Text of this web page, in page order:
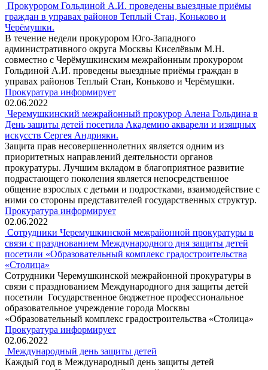
Прокурором Гольдиной А.И. проведены выездные приёмы
граждан в управах районов Теплый Стан, Коньково и
Черёмушки.
В течение недели прокурором Юго-Западного
административного округа Москвы Киселёвым М.Н.
совместно с Черёмушкинским межрайонным прокурором
Гольдиной А.И. проведены выездные приёмы граждан в
управах районов Теплый Стан, Коньково и Черёмушки.
Прокуратура информирует
02.06.2022
Черемушкинский межрайонный прокурор Алена Гольдина в
День защиты детей посетила Академию акварели и изящных
искусств Сергея Андрияки.
Защита прав несовершеннолетних является одним из
приоритетных направлений деятельности органов
прокуратуры. Лучшим вкладом в благоприятное развитие
подрастающего поколения является непосредственное
общение взрослых с детьми и подростками, взаимодействие с
ними со стороны представителей государственных структур.
Прокуратура информирует
02.06.2022
Сотрудники Черемушкинской межрайонной прокуратуры в
связи с празднованием Международного дня защиты детей
посетили «Образовательный комплекс градостроительства
«Столица»
Сотрудники Черемушкинской межрайонной прокуратуры в
связи с празднованием Международного дня защиты детей
посетили Государственное бюджетное профессиональное
образовательное учреждение города Москвы
«Образовательный комплекс градостроительства «Столица»
Прокуратура информирует
02.06.2022
Международный день защиты детей
Каждый год в Международный день защиты детей